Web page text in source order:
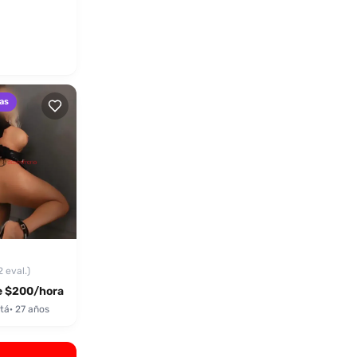
eval.)
$200/hora
· 27 años